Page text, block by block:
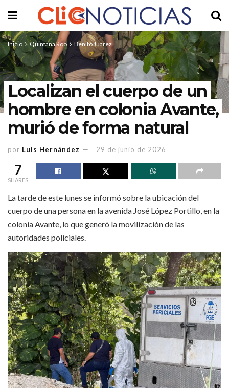
Inicio Quintana Roo Benito Juárez
Localizan el cuerpo de un
hombre en colonia Avante,
murió de forma natural
por Luis Hernández 29 de junio de 2026
7
SHARES
La tarde de este lunes se informó sobre la ubicación del
cuerpo de una persona en la avenida José López Portillo, en la
colonia Avante, lo que generó la movilización de las
autoridades policiales.